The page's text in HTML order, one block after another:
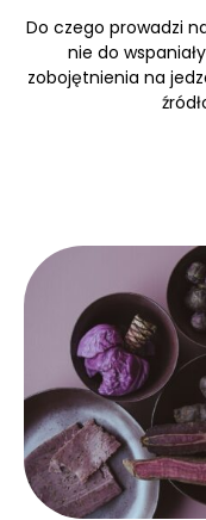
Do czego prowadzi
nie do
zobojętnienia na